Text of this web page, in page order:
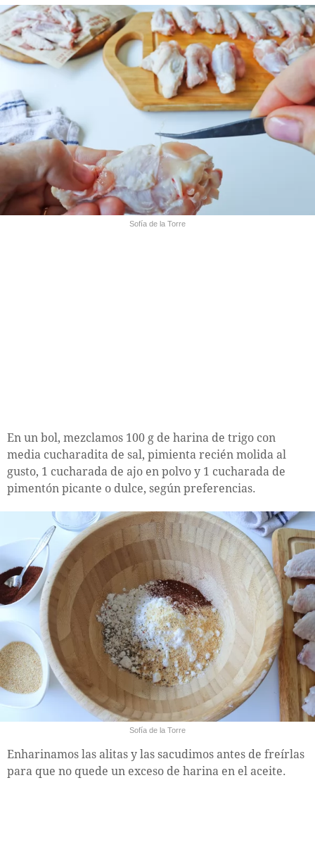
Sofía de la Torre
En un bol, mezclamos 100 g de harina de trigo con
media cucharadita de sal, pimienta recién molida al
gusto, 1 cucharada de ajo en polvo y 1 cucharada de
pimentón picante o dulce, según preferencias.
Sofía de la Torre
Enharinamos las alitas y las sacudimos antes de freírlas
para que no quede un exceso de harina en el aceite.